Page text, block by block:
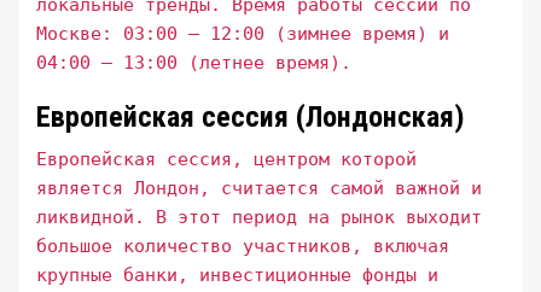
локальные тренды. Время работы сессии по
Москве: 03:00 – 12:00 (зимнее время) и
04:00 – 13:00 (летнее время).
Европейская сессия (Лондонская)
Европейская сессия, центром которой
является Лондон, считается самой важной и
ликвидной. В этот период на рынок выходит
большое количество участников, включая
крупные банки, инвестиционные фонды и